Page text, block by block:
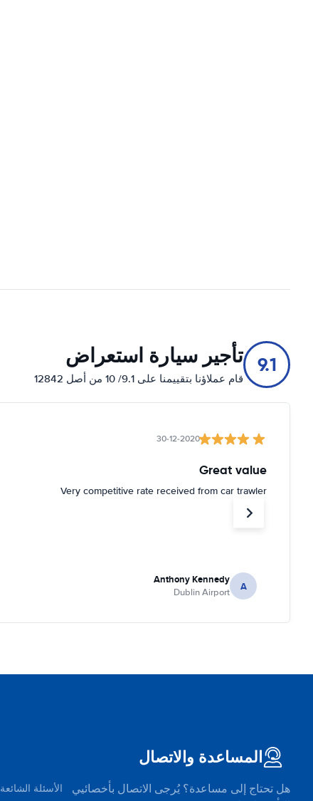
9.1 تأجير سيارة استعراض
قام عملاؤنا بتقييمنا على 9.1/ 10 من أصل 12842
30-12-2020
Great value
Very competitive rate received from car trawler
A
Anthony Kennedy
Dublin Airport
المساعدة والاتصال
هل تحتاج إلى مساعدة؟ يُرجى الاتصال بأخصائيي
الأسئلة الشائعة